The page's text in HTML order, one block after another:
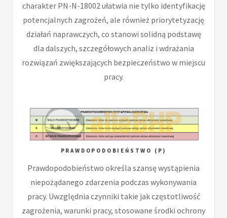
charakter PN-N-18002 ułatwia nie tylko identyfikację
potencjalnych zagrożeń, ale również priorytetyzację
działań naprawczych, co stanowi solidną podstawę
dla dalszych, szczegółowych analiz i wdrażania
rozwiązań zwiększających bezpieczeństwo w miejscu
pracy.
PRAWDOPODOBIEŃSTWO (P)
Prawdopodobieństwo określa szansę wystąpienia
niepożądanego zdarzenia podczas wykonywania
pracy. Uwzględnia czynniki takie jak częstotliwość
zagrożenia, warunki pracy, stosowane środki ochrony